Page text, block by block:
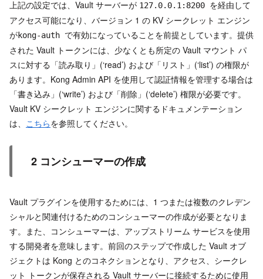
上記の設定では、Vault サーバーが 127.0.0.1:8200 を経由して
アクセス可能になり、バージョン 1 の KV シークレット エンジン
がkong-auth で有効になっていることを前提としています。提供
された Vault トークンには、少なくとも所定の Vault マウント パ
スに対する「読み取り」(‘read’) および「リスト」(‘list’) の権限が
あります。Kong Admin API を使用して認証情報を管理する場合は
「書き込み」(‘write’) および「削除」(‘delete’) 権限が必要です。
Vault KV シークレット エンジンに関するドキュメンテーション
は、 こちらを参照してください。
2 コンシューマーの作成
Vault プラグインを使用するためには、1 つまたは複数のクレデン
シャルと関連付けるためのコンシューマーの作成が必要となりま
す。また、コンシューマーは、アップストリーム サービスを使用
する開発者を意味します。前回のステップで作成した Vault オブ
ジェクトは Kong とのコネクションとなり、アクセス、シークレ
ット トークンが保存される Vault サーバーに接続するために使用